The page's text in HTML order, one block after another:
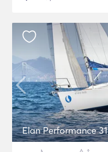
Elan Performance 31